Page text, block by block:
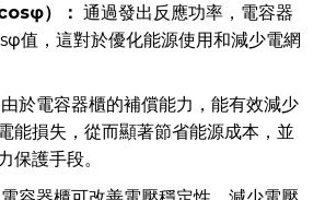
）： 通過發出反應功率，電容器
值，這對於優化能源使用和減少電網
由於電容器櫃的補償能力，能有效減少
能損失，從而顯著節省能源成本，並
保護手段。